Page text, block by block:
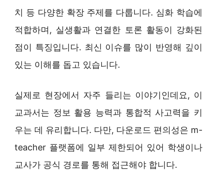
치 등 다양한 확장 주제를 다룹니다. 심화 학습에
적합하며, 실생활과 연결한 토론 활동이 강화된
점이 특징입니다. 최신 이슈를 많이 반영해 깊이
있는 이해를 돕고 있습니다.
실제로 현장에서 자주 들리는 이야기인데요, 이
교과서는 정보 활용 능력과 통합적 사고력을 키
우는 데 유리합니다. 다만, 다운로드 편의성은 m-
teacher 플랫폼에 일부 제한되어 있어 학생이나
교사가 공식 경로를 통해 접근해야 합니다.